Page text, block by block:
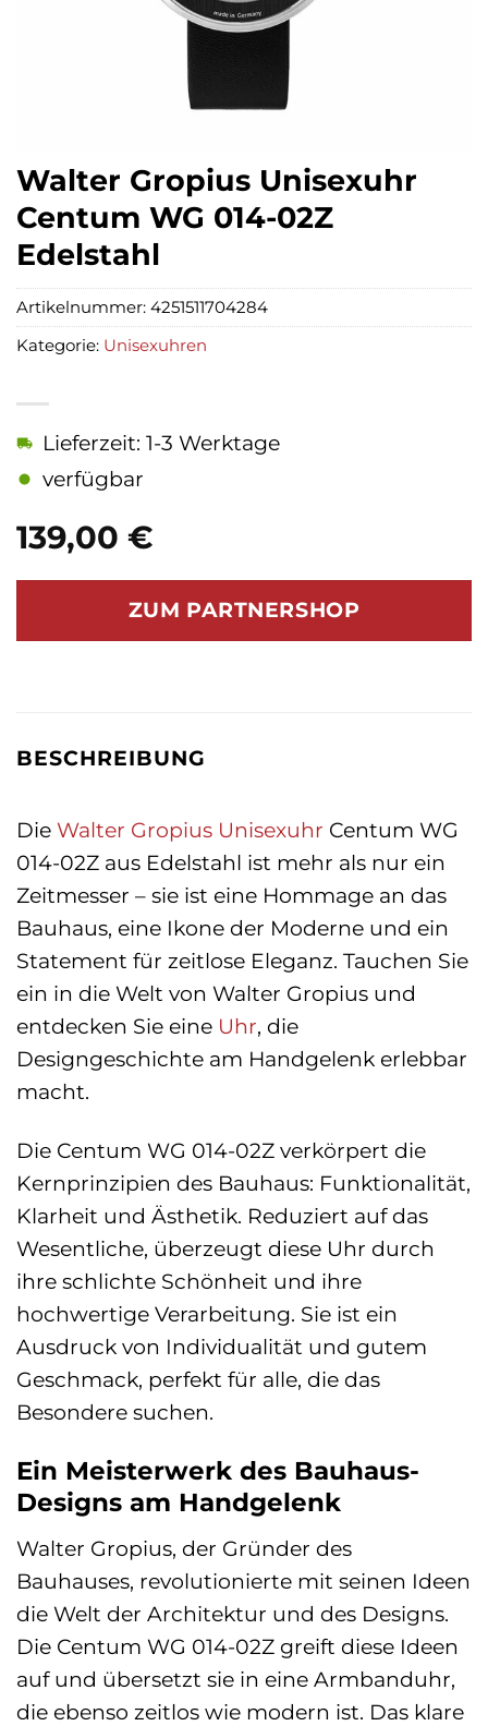
Walter Gropius Unisexuhr
Centum WG 014-02Z
Edelstahl
139,00 €
Lieferzeit: 1-3 Werktage
verfügbar
ZUM PARTNERSHOP
Artikelnummer: 4251511704284
Kategorie: Unisexuhren
BESCHREIBUNG
Die Walter Gropius Unisexuhr Centum WG
014-02Z aus Edelstahl ist mehr als nur ein
Zeitmesser – sie ist eine Hommage an das
Bauhaus, eine Ikone der Moderne und ein
Statement für zeitlose Eleganz. Tauchen Sie
ein in die Welt von Walter Gropius und
entdecken Sie eine Uhr, die
Designgeschichte am Handgelenk erlebbar
macht.
Die Centum WG 014-02Z verkörpert die
Kernprinzipien des Bauhaus: Funktionalität,
Klarheit und Ästhetik. Reduziert auf das
Wesentliche, überzeugt diese Uhr durch
ihre schlichte Schönheit und ihre
hochwertige Verarbeitung. Sie ist ein
Ausdruck von Individualität und gutem
Geschmack, perfekt für alle, die das
Besondere suchen.
Ein Meisterwerk des Bauhaus-
Designs am Handgelenk
Walter Gropius, der Gründer des
Bauhauses, revolutionierte mit seinen Ideen
die Welt der Architektur und des Designs.
Die Centum WG 014-02Z greift diese Ideen
auf und übersetzt sie in eine Armbanduhr,
die ebenso zeitlos wie modern ist. Das klare